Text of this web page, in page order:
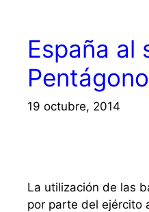
España al
Pentágono
19 octubre, 2014
La utilización de las
por parte del ejército